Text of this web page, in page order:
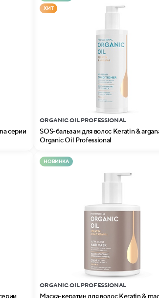
серии
ХИТ
ORGANIC OIL PROFESSIONAL
SOS-бальзам для волос Keratin &
Organic Oil Professional
НОВИНКА
ORGANIC OIL PROFESSIONAL